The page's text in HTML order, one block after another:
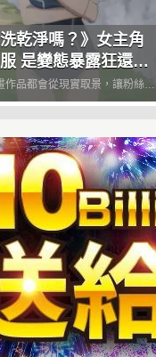
洗乾淨嗎？》女主角
是變態暴露狂還是
作品都會從現實取景，讓粉絲能
點，打破二次元世界跟三次元世
對作品的認識。譬如本季動畫
嗎？》就是以日本靜岡縣的知名
，因此每一...